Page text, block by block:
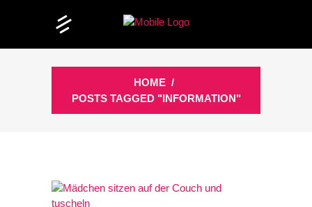
HOME /
POSTS TAGGED "INFORMATION"